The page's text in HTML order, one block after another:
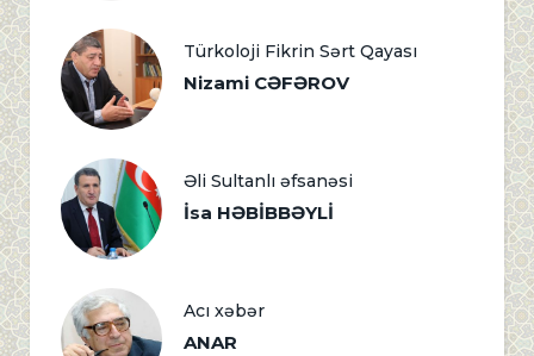
Türkoloji Fikrin Sərt Qayası
Nizami CƏFƏROV
Əli Sultanlı əfsanəsi
İsa HƏBİBBƏYLİ
Acı xəbər
ANAR